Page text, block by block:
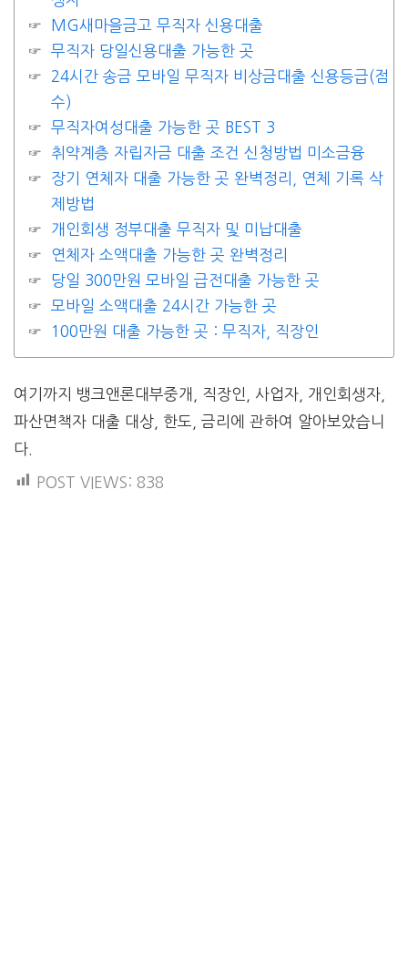
MG새마을금고 무직자 신용대출
무직자 당일신용대출 가능한 곳
24시간 송금 모바일 무직자 비상금대출 신용등급(점
수)
무직자여성대출 가능한 곳 BEST 3
취약계층 자립자금 대출 조건 신청방법 미소금융
장기 연체자 대출 가능한 곳 완벽정리, 연체 기록 삭
제방법
개인회생 정부대출 무직자 및 미납대출
연체자 소액대출 가능한 곳 완벽정리
당일 300만원 모바일 급전대출 가능한 곳
모바일 소액대출 24시간 가능한 곳
100만원 대출 가능한 곳 : 무직자, 직장인
여기까지 뱅크앤론대부중개, 직장인, 사업자, 개인회생자,
파산면책자 대출 대상, 한도, 금리에 관하여 알아보았습니
다.
POST VIEWS: 838